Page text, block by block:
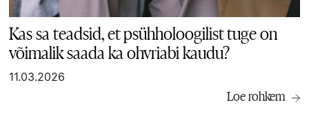
Kas sa teadsid, et psühholoogilist tuge on
võimalik saada ka ohvriabi kaudu?
11.03.2026
Loe rohkem